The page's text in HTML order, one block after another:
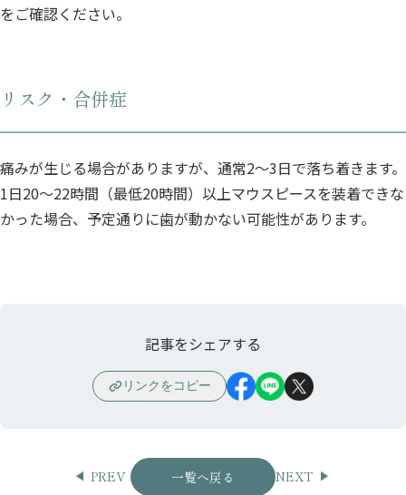
をご確認ください。
リスク・合併症
痛みが生じる場合がありますが、通常2～3日で落ち着きます。
1日20～22時間（最低20時間）以上マウスピースを装着できな
かった場合、予定通りに歯が動かない可能性があります。
記事をシェアする
リンクをコピー
PREV 一覧へ戻る NEXT